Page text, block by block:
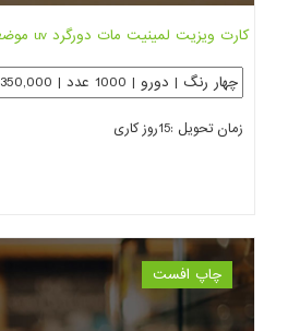
کارت ویزیت لمینیت مات دورگرد uv موضعی طلاکوب
زمان تحویل :15روز کاری
چاپ افست